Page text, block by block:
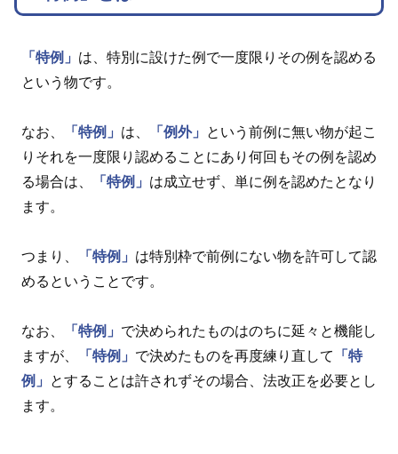
「特例」 は、特別に設けた例で一度限りその例を認める
という物です。
なお、 「特例」 は、 「例外」
という前例に無い物が起こ
りそれを一度限り認めることにあり何回もその例を認め
る場合は、
「特例」 は成立せず、単に例を認めたとなり
ます。
つまり、 「特例」 は特別枠で前例にない物を許可して認
めるということです。
なお、 「特例」 で決められたものはのちに延々と機能し
ますが、
「特例」 で決めたものを再度練り直して
「特
例」
とすることは許されずその場合、法改正を必要とし
ます。